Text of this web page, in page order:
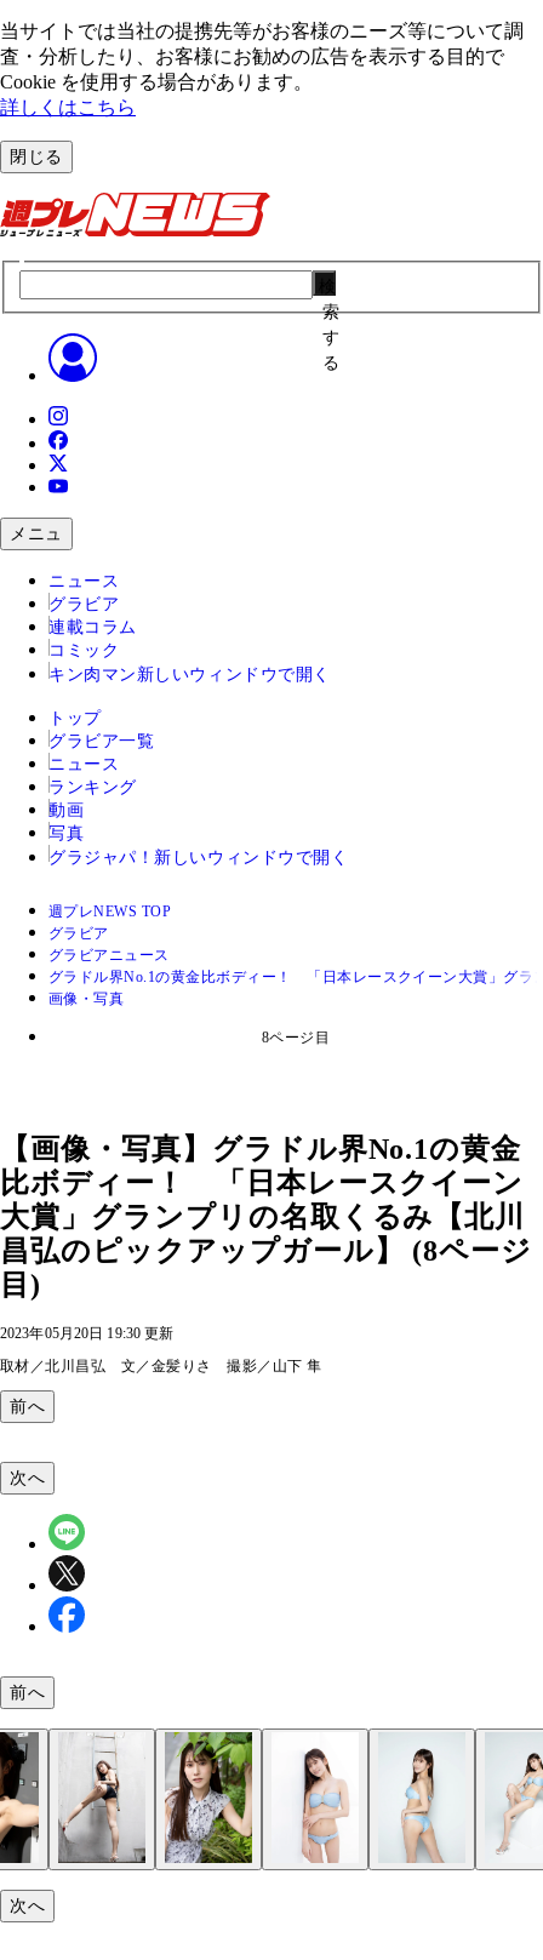
当サイトでは当社の提携先等がお客様のニーズ等について調
査・分析したり、お客様にお勧めの広告を表⽰する⽬的で
Cookie を使⽤する場合があります。
詳しくはこちら
閉じる
索
す
る
メニュ
ニュース
グラビア
連載コラム
コミック
キン肉マン 新しいウィンドウで開く
トップ
グラビア一覧
ニュース
ランキング
動画
写真
グラジャパ！ 新しいウィンドウで開く
週プレNEWS TOP
グラビア
グラビアニュース
グラドル界No.1の黄金比ボディー！ 「日本レースクイーン大賞」グラ
画像・写真
8ページ目
【画像・写真】グラドル界No.1の黄金
比ボディー！ 「日本レースクイーン
大賞」グランプリの名取くるみ【北川
昌弘のピックアップガール】 (8ページ
目)
2023年05月20日 19:30 更新
取材／北川昌弘 文／金髪りさ 撮影／山下 隼
前へ
次へ
前へ
次へ